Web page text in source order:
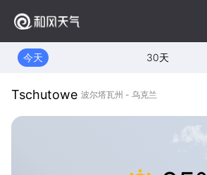
今天 30天
Tschutowe 波尔塔瓦州 - 乌克兰